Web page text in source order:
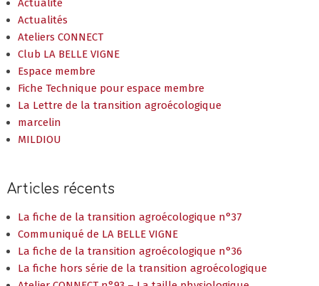
Club LA BELLE VIGNE
Espace membre
Fiche Technique pour espace membre
La Lettre de la transition agroécologique
marcelin
MILDIOU
La fiche de la transition agroécologique n°37
Communiqué de LA BELLE VIGNE
La fiche de la transition agroécologique n°36
La fiche hors série de la transition agroécologique
Atelier CONNECT n°93 – La taille physiologique